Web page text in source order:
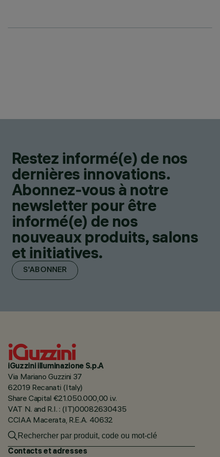
Restez informé(e) de nos
dernières innovations.
Abonnez-vous à notre
newsletter pour être
informé(e) de nos
nouveaux produits, salons
et initiatives.
S'ABONNER
iGuzzini illuminazione S.p.A
Via Mariano Guzzini 37
62019 Recanati (Italy)
Share Capital €21.050.000,00 i.v.
VAT N. and R.I. : (IT)00082630435
CCIAA Macerata, R.E.A. 40632
Contacts et adresses